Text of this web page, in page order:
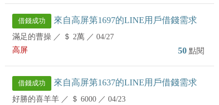
借錢成功 來自高屏第1697的LINE用戶借錢需求
滿足的曹操 ／ ＄ 2萬 ／ 04/27
高屏
50 點閱
借錢成功 來自高屏第1637的LINE用戶借錢需求
好勝的喜羊羊 ／ ＄ 6000 ／ 04/23